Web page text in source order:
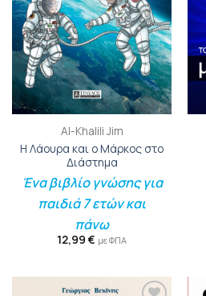
Al-Khalili Jim
Η Λάουρα και ο Μάρκος στο
Διάστημα
Ένα βιβλίο γνώσης για
παιδιά 7 ετών και
πάνω
12,99 € με ΦΠΑ